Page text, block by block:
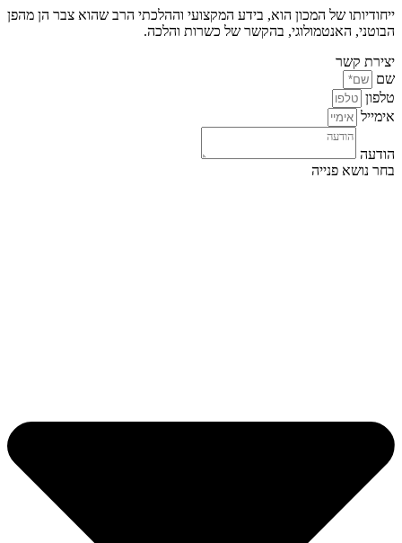
ייחודיותו של המכון הוא, בידע המקצועי וההלכתי הרב שהוא צבר הן מהפן
הבוטני, האנטמולוגי, בהקשר של כשרות והלכה.
יצירת קשר
שם
טלפון
אימייל
הודעה
בחר נושא פנייה